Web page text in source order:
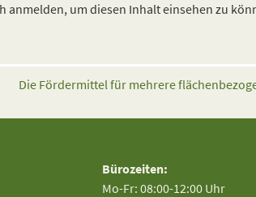
anmelden, um diesen Inhalt einsehen zu
Die Fördermittel für mehrere
Bürozeiten:
Mo-Fr: 08:00-12:00 Uhr